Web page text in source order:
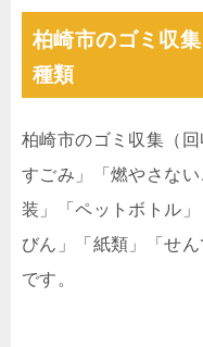
柏崎市のゴミ収
種類
柏崎市のゴミ収集（
すごみ」「燃やさな
装」「ペットボトル
びん」「紙類」「せ
です。